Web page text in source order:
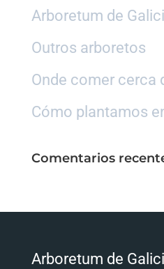
Arboretum de
Outros arboretos
Onde comer cerca
Cómo plantamos
Comentarios
Arboretum de